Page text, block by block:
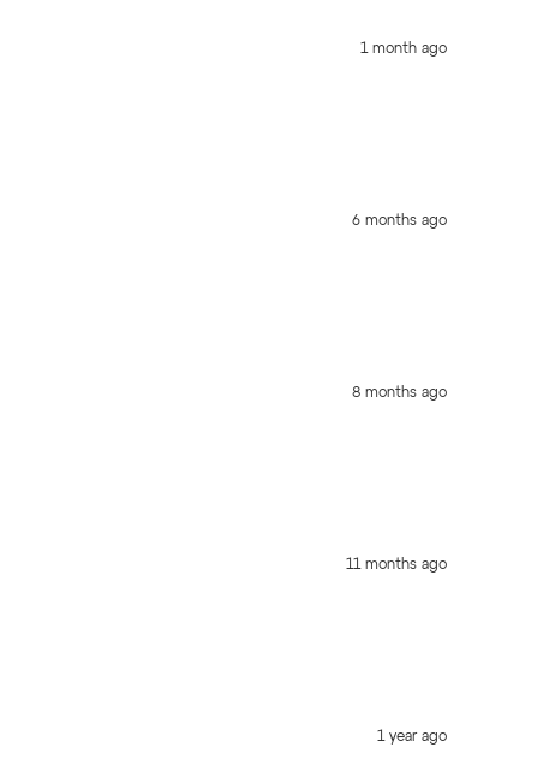
1 month ago
6 months ago
8 months ago
11 months ago
1 year ago